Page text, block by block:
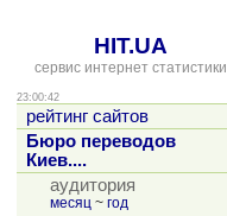
HIT.UA
сервис интернет статистики
23:00:42
рейтинг сайтов
Бюро переводов
Киев....
аудитория
месяц ~ год